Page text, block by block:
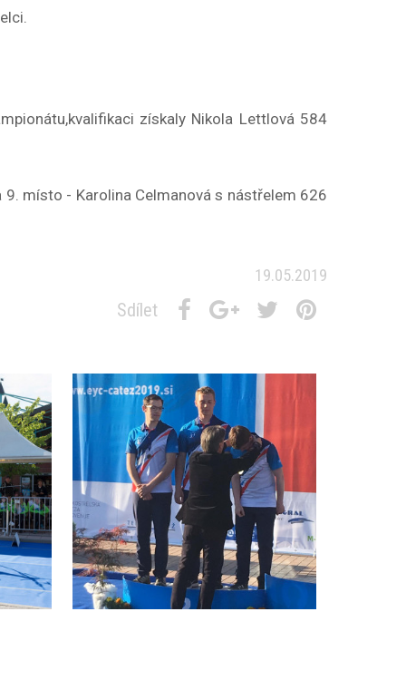
získaly Nikola Lettlová 584
místo - Karolina Celmanová s nástřelem 626
19.05.2019
Sdílet